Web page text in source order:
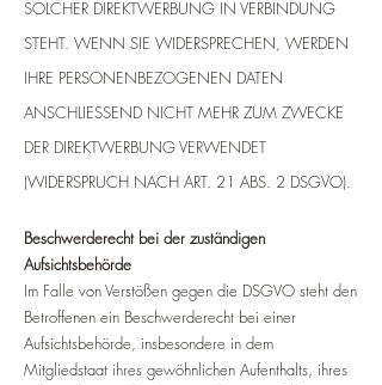
SOLCHER DIREKTWERBUNG IN VERBINDUNG
STEHT. WENN SIE WIDERSPRECHEN, WERDEN
IHRE PERSONENBEZOGENEN DATEN
ANSCHLIESSEND NICHT MEHR ZUM ZWECKE
DER DIREKTWERBUNG VERWENDET
(WIDERSPRUCH NACH ART. 21 ABS. 2 DSGVO).
Beschwerderecht bei der zuständigen
Aufsichtsbehörde
Im Falle von Verstößen gegen die DSGVO steht den
Betroffenen ein Beschwerderecht bei einer
Aufsichtsbehörde, insbesondere in dem
Mitgliedstaat ihres gewöhnlichen Aufenthalts, ihres